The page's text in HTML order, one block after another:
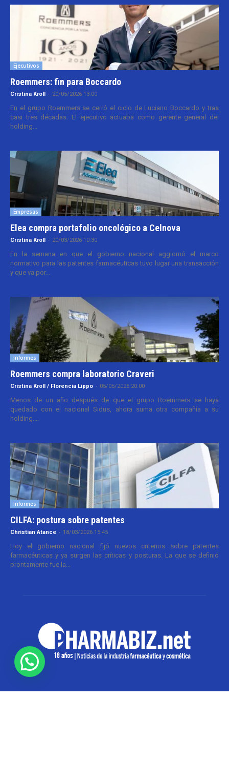
Ejecutivos
Roemmers: fin para Boccardo
Cristina Kroll - 20/05/2026 13:00
En el grupo Roemmers se cerró el ciclo de Luciano Boccardo y tras
casi tres décadas. El ejecutivo actuaba como gerente general del
holding...
Empresas
Elea compra portafolio oncológico a Celnova
Cristina Kroll - 20/03/2026 10:30
En la semana en que el gobierno nacional aggiornó el marco
normativo para las patentes farmacéuticas tuvo lugar una transacción
y que va por...
Informes
Roemmers compra laboratorio Craveri
Cristina Kroll / Florencia Lippo - 05/05/2026 20:00
Menos de un año después de que el grupo Roemmers se haya
quedado con el nacional Sidus, ahora suma otra compañía a su
holding....
Informes
CILFA: postura sobre patentes
Christian Atance - 18/03/2026 15:45
Hoy el gobierno nacional fijó nuevos criterios sobre patentes
farmacéuticas y ya surgen las críticas y posturas. La que se definió
prontamente fue la...